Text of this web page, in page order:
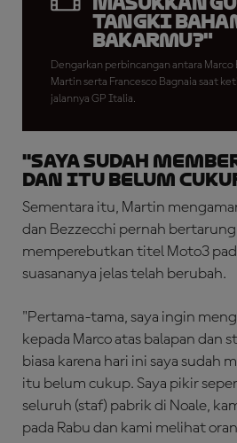
Tangki
Bakarmu?"
Dengarkan perbincangan antara
Martin serta Francesco Bagnaia saat
jalannya GP Italia.
"Saya Sudah
dan Itu Belum
Sementara itu, Martin
dan Bezzecchi pernah
memperebutkan titel Moto3
suasananya jelas telah berubah.
"Pertama-tama, saya ingin
kepada Marco atas balapan dan
biasa karena hari ini saya sudah
itu belum cukup. Saya pikir
seluruh (staf) pabrik di Noale,
pada Rabu dan kami melihat